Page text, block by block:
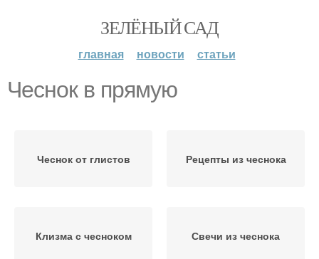
ЗЕЛЁНЫЙ САД
главная новости статьи
Чеснок в прямую
Чеснок от глистов Рецепты из чеснока
Клизма с чесноком Свечи из чеснока